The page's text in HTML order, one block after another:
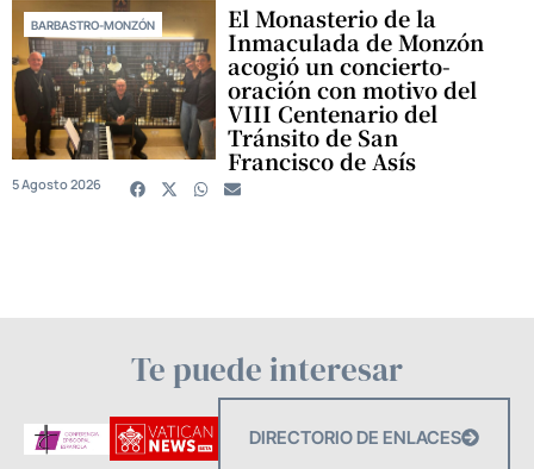
BARBASTRO-MONZÓN El Monasterio de la
Inmaculada de Monzón
acogió un concierto-
oración con motivo del
VIII Centenario del
Tránsito de San
Francisco de Asís
5 Agosto 2026
Te puede interesar
DIRECTORIO DE ENLACES